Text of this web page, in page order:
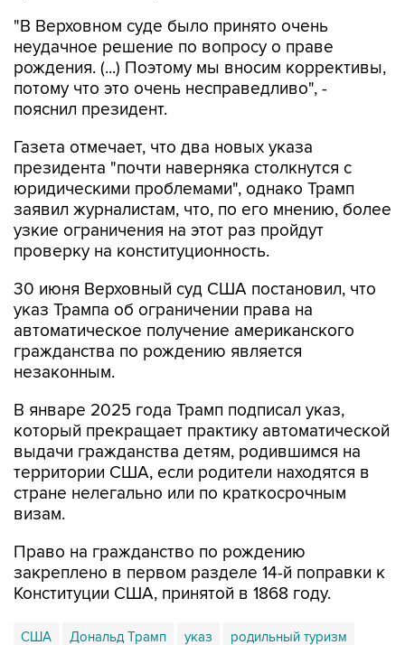
"В Верховном суде было принято очень
неудачное решение по вопросу о праве
рождения. (...) Поэтому мы вносим коррективы,
потому что это очень несправедливо", -
пояснил президент.
Газета отмечает, что два новых указа
президента "почти наверняка столкнутся с
юридическими проблемами", однако Трамп
заявил журналистам, что, по его мнению, более
узкие ограничения на этот раз пройдут
проверку на конституционность.
30 июня Верховный суд США постановил, что
указ Трампа об ограничении права на
автоматическое получение американского
гражданства по рождению является
незаконным.
В январе 2025 года Трамп подписал указ,
который прекращает практику автоматической
выдачи гражданства детям, родившимся на
территории США, если родители находятся в
стране нелегально или по краткосрочным
визам.
Право на гражданство по рождению
закреплено в первом разделе 14-й поправки к
Конституции США, принятой в 1868 году.
США Дональд Трамп указ родильный туризм